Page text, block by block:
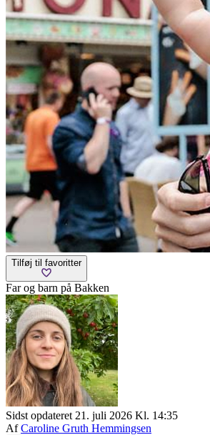
Tilføj til favoritter
Far og barn på Bakken
Sidst opdateret 21. juli 2026 Kl. 14:35
AfCaroline Gruth Hemmingsen